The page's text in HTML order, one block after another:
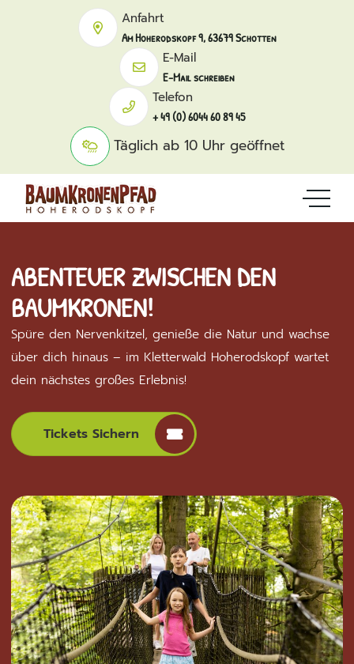
Am Hoherodskopf 9, 63679 Schotten
Anfahrt
E-Mail schreiben
E-Mail
+ 49 (0) 6044 60 89 45
Telefon
Täglich ab 10 Uhr geöffnet
ABENTEUER ZWISCHEN DEN
BAUMKRONEN!
Spüre den Nervenkitzel, genieße die Natur und wachse
über dich hinaus – im Kletterwald Hoherodskopf wartet
dein nächstes großes Erlebnis!
Tickets Sichern